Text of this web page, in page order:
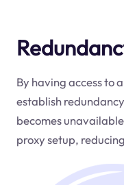
By having access to
establish
becomes
proxy setup,